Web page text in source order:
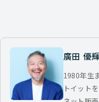
廣田 優
1980年生
トイット